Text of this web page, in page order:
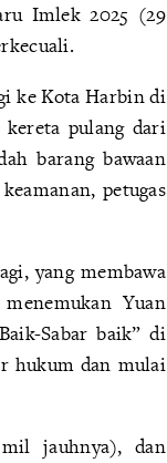
Imlek 2025 (29
ke Kota Harbin di
pulang dari
barang bawaan
petugas
yang membawa
Yuan
Sabar baik” di
hukum dan mulai
jauhnya), dan